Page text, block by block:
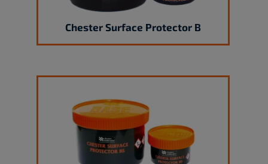
Chester Surface Protector B